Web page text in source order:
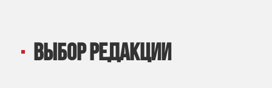
ВЫБОР РЕДАКЦИИ